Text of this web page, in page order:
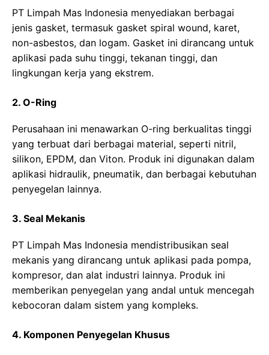
PT Limpah Mas Indonesia menyediakan berbagai
jenis gasket, termasuk gasket spiral wound, karet,
non-asbestos, dan logam. Gasket ini dirancang untuk
aplikasi pada suhu tinggi, tekanan tinggi, dan
lingkungan kerja yang ekstrem.
2. O-Ring
Perusahaan ini menawarkan O-ring berkualitas tinggi
yang terbuat dari berbagai material, seperti nitril,
silikon, EPDM, dan Viton. Produk ini digunakan dalam
aplikasi hidraulik, pneumatik, dan berbagai kebutuhan
penyegelan lainnya.
3. Seal Mekanis
PT Limpah Mas Indonesia mendistribusikan seal
mekanis yang dirancang untuk aplikasi pada pompa,
kompresor, dan alat industri lainnya. Produk ini
memberikan penyegelan yang andal untuk mencegah
kebocoran dalam sistem yang kompleks.
4. Komponen Penyegelan Khusus